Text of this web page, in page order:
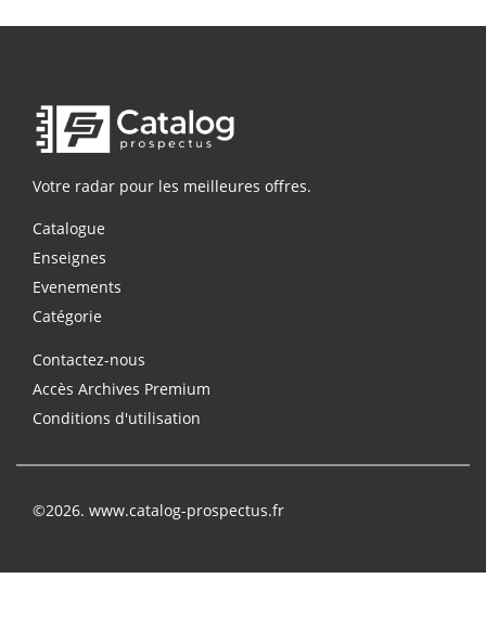
Votre radar pour les meilleures offres.
Catalogue
Enseignes
Evenements
Catégorie
Contactez-nous
Accès Archives Premium
Conditions d'utilisation
©2026. www.catalog-prospectus.fr